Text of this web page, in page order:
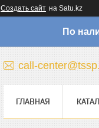
Создать сайт на Satu.kz
По
call-
ГЛАВНАЯ